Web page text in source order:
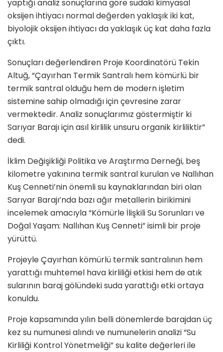
yaptığı analiz sonuçlarına göre sudaki kimyasal
oksijen ihtiyacı normal değerden yaklaşık iki kat,
biyolojik oksijen ihtiyacı da yaklaşık üç kat daha fazla
çıktı.
Sonuçları değerlendiren Proje Koordinatörü Tekin
Altuğ, “Çayırhan Termik Santralı hem kömürlü bir
termik santral olduğu hem de modern işletim
sistemine sahip olmadığı için çevresine zarar
vermektedir. Analiz sonuçlarımız göstermiştir ki
Sarıyar Barajı için asıl kirlilik unsuru organik kirliliktir”
dedi.
İklim Değişikliği Politika ve Araştırma Derneği, beş
kilometre yakınına termik santral kurulan ve Nallıhan
Kuş Cenneti’nin önemli su kaynaklarından biri olan
Sarıyar Barajı’nda bazı ağır metallerin birikimini
incelemek amacıyla “Kömürle İlişkili Su Sorunları ve
Doğal Yaşam: Nallıhan Kuş Cenneti” isimli bir proje
yürüttü.
Projeyle Çayırhan kömürlü termik santralının hem
yarattığı muhtemel hava kirliliği etkisi hem de atık
sularının baraj gölündeki suda yarattığı etki ortaya
konuldu.
Proje kapsamında yılın belli dönemlerde barajdan üç
kez su numunesi alındı ve numunelerin analizi “Su
Kirliliği Kontrol Yönetmeliği” su kalite değerleri ile